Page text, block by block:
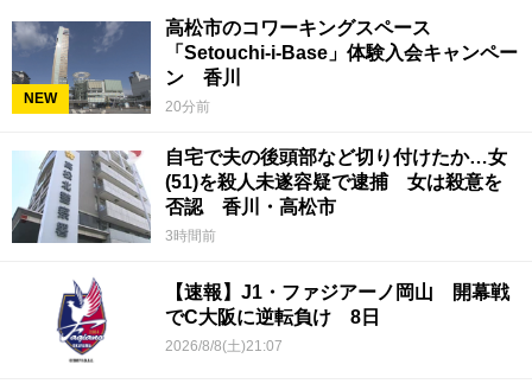
NEW
高松市のコワーキングスペース
「Setouchi-i-Base」体験入会キャンペー
ン 香川
20分前
自宅で夫の後頭部など切り付けたか…女
(51)を殺人未遂容疑で逮捕 女は殺意を
否認 香川・高松市
3時間前
【速報】J1・ファジアーノ岡山 開幕戦
でC大阪に逆転負け 8日
2026/8/8(土)21:07